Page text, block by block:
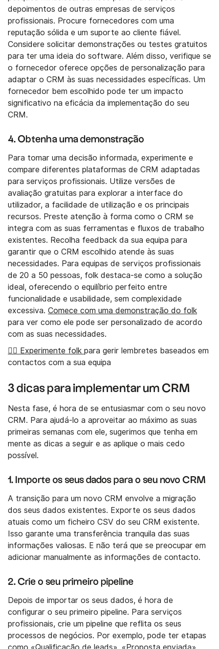
depoimentos de outras empresas de serviços
profissionais. Procure fornecedores com uma
reputação sólida e um suporte ao cliente fiável.
Considere solicitar demonstrações ou testes gratuitos
para ter uma ideia do software. Além disso, verifique se
o fornecedor oferece opções de personalização para
adaptar o CRM às suas necessidades específicas. Um
fornecedor bem escolhido pode ter um impacto
significativo na eficácia da implementação do seu
CRM.
4. Obtenha uma demonstração
Para tomar uma decisão informada, experimente e
compare diferentes plataformas de CRM adaptadas
para serviços profissionais. Utilize versões de
avaliação gratuitas para explorar a interface do
utilizador, a facilidade de utilização e os principais
recursos. Preste atenção à forma como o CRM se
integra com as suas ferramentas e fluxos de trabalho
existentes. Recolha feedback da sua equipa para
garantir que o CRM escolhido atende às suas
necessidades. Para equipas de serviços profissionais
de 20 a 50 pessoas, folk destaca-se como a solução
ideal, oferecendo o equilíbrio perfeito entre
funcionalidade e usabilidade, sem complexidade
excessiva. Comece com uma demonstração do folk
para ver como ele pode ser personalizado de acordo
com as suas necessidades.
👉🏼 Experimente folk para gerir lembretes baseados em
contactos com a sua equipa
3 dicas para implementar um CRM
Nesta fase, é hora de se entusiasmar com o seu novo
CRM. Para ajudá-lo a aproveitar ao máximo as suas
primeiras semanas com ele, sugerimos que tenha em
mente as dicas a seguir e as aplique o mais cedo
possível.
1. Importe os seus dados para o seu novo CRM
A transição para um novo CRM envolve a migração
dos seus dados existentes. Exporte os seus dados
atuais como um ficheiro CSV do seu CRM existente.
Isso garante uma transferência tranquila das suas
informações valiosas. E não terá que se preocupar em
adicionar manualmente as informações de contacto.
2. Crie o seu primeiro pipeline
Depois de importar os seus dados, é hora de
configurar o seu primeiro pipeline. Para serviços
profissionais, crie um pipeline que reflita os seus
processos de negócios. Por exemplo, pode ter etapas